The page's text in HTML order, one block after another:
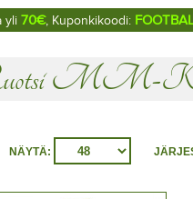
yli 70€, Kuponkikoodi:
MM-
NÄYTÄ: